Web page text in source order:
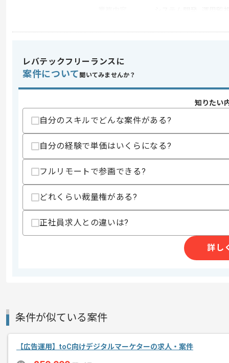
スキル
求めるスキル
・社会人経験2年以上
・SNS運用（X、Instagram、Facebook
・SNS投稿における配信文作成のご経験
歓迎スキル
・責任感がある方
・顧客と能動的に会話できるコミュニケ
140時間〜180時間
その他募集要項
募集人数
レバテックフリーランスに
案件について 聞いてみませんか？
知りたい
自分のスキルでどんな案件がある?
自分の経験で単価はいくらになる?
フルリモートで参画できる?
どれくらい裁量権がある?
正社員求人との違いは?
詳し
条件が似ている案件
【広告運用】toC向けデジタルマーケターの求人・案件